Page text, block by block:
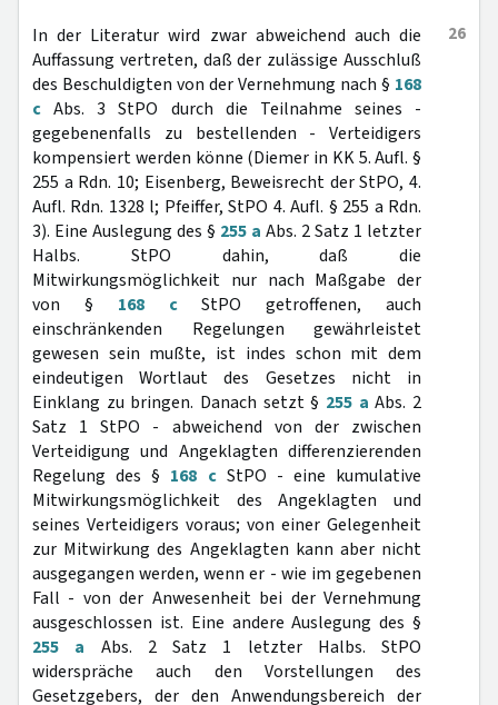
26
In der Literatur wird zwar abweichend auch die
Auffassung vertreten, daß der zulässige Ausschluß
des Beschuldigten von der Vernehmung nach § 168
c Abs. 3 StPO durch die Teilnahme seines -
gegebenenfalls zu bestellenden - Verteidigers
kompensiert werden könne (Diemer in KK 5. Aufl. §
255 a Rdn. 10; Eisenberg, Beweisrecht der StPO, 4.
Aufl. Rdn. 1328 l; Pfeiffer, StPO 4. Aufl. § 255 a Rdn.
3). Eine Auslegung des § 255 a Abs. 2 Satz 1 letzter
Halbs. StPO dahin, daß die
Mitwirkungsmöglichkeit nur nach Maßgabe der
von § 168 cStPO getroffenen, auch
einschränkenden Regelungen gewährleistet
gewesen sein mußte, ist indes schon mit dem
eindeutigen Wortlaut des Gesetzes nicht in
Einklang zu bringen. Danach setzt § 255 a Abs. 2
Satz 1 StPO - abweichend von der zwischen
Verteidigung und Angeklagten differenzierenden
Regelung des § 168 cStPO - eine kumulative
Mitwirkungsmöglichkeit des Angeklagten und
seines Verteidigers voraus; von einer Gelegenheit
zur Mitwirkung des Angeklagten kann aber nicht
ausgegangen werden, wenn er - wie im gegebenen
Fall - von der Anwesenheit bei der Vernehmung
ausgeschlossen ist. Eine andere Auslegung des §
255 a Abs. 2 Satz 1 letzter Halbs. StPO
widerspräche auch den Vorstellungen des
Gesetzgebers, der den Anwendungsbereich der